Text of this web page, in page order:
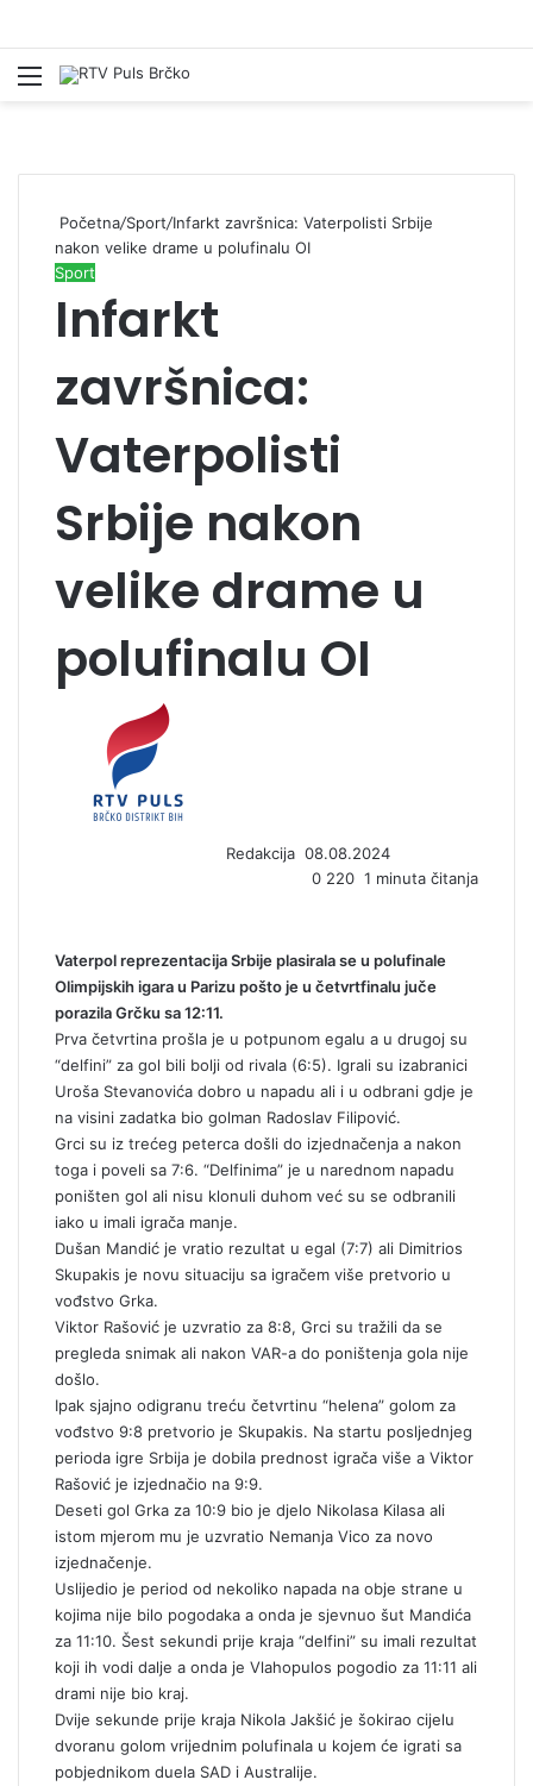
Izbornik
Početna/Sport/Infarkt završnica: Vaterpolisti Srbije
nakon velike drame u polufinalu OI
Sport
Infarkt
završnica:
Vaterpolisti
Srbije nakon
velike drame u
polufinalu OI
Redakcija e
m
l
08.08.2024
0 220 1 minuta čitanja
Vaterpol reprezentacija Srbije plasirala se u polufinale
Olimpijskih igara u Parizu pošto je u četvrtfinalu juče
porazila Grčku sa 12:11.
Prva četvrtina prošla je u potpunom egalu a u drugoj su
“delfini” za gol bili bolji od rivala (6:5). Igrali su izabranici
Uroša Stevanovića dobro u napadu ali i u odbrani gdje je
na visini zadatka bio golman Radoslav Filipović.
Grci su iz trećeg peterca došli do izjednačenja a nakon
toga i poveli sa 7:6. “Delfinima” je u narednom napadu
poništen gol ali nisu klonuli duhom već su se odbranili
iako u imali igrača manje.
Dušan Mandić je vratio rezultat u egal (7:7) ali Dimitrios
Skupakis je novu situaciju sa igračem više pretvorio u
vođstvo Grka.
Viktor Rašović je uzvratio za 8:8, Grci su tražili da se
pregleda snimak ali nakon VAR-a do poništenja gola nije
došlo.
Ipak sjajno odigranu treću četvrtinu “helena” golom za
vođstvo 9:8 pretvorio je Skupakis. Na startu posljednjeg
perioda igre Srbija je dobila prednost igrača više a Viktor
Rašović je izjednačio na 9:9.
Deseti gol Grka za 10:9 bio je djelo Nikolasa Kilasa ali
istom mjerom mu je uzvratio Nemanja Vico za novo
izjednačenje.
Uslijedio je period od nekoliko napada na obje strane u
kojima nije bilo pogodaka a onda je sjevnuo šut Mandića
za 11:10. Šest sekundi prije kraja “delfini” su imali rezultat
koji ih vodi dalje a onda je Vlahopulos pogodio za 11:11 ali
drami nije bio kraj.
Dvije sekunde prije kraja Nikola Jakšić je šokirao cijelu
dvoranu golom vrijednim polufinala u kojem će igrati sa
pobjednikom duela SAD i Australije.